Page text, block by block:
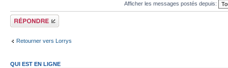
Afficher les messages postés depuis:
Répondre
Retourner vers Lorrys
QUI EST EN LIGNE